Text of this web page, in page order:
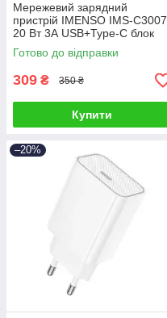
Мережевий зарядний
пристрій IMENSO IMS-C3007
20 Вт 3А USB+Type-C блок
живлення швидка зарядка
Чорний
Готово до відправки
309 ₴ 350 ₴
Купити
–20%